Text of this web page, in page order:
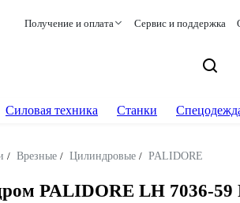
Получение и оплата Сервис и поддержка
Силовая техника Станки
/ Врезные / Цилиндровые / PALIDORE
PALIDORE LH 7036-59